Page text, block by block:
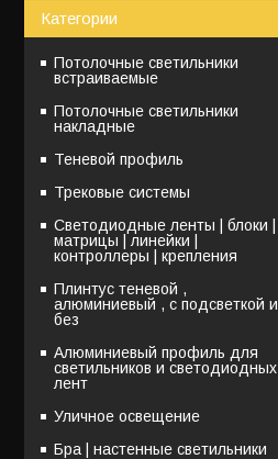
Категории
Потолочные светильники
встраиваемые
Потолочные светильники
накладные
Теневой профиль
Трековые системы
Светодиодные ленты | блоки |
матрицы | линейки |
контроллеры | крепления
Плинтус теневой ,
алюминиевый , с подсветкой и
без
Алюминиевый профиль для
светильников и светодиодных
лент
Уличное освещение
Бра | настенные светильники